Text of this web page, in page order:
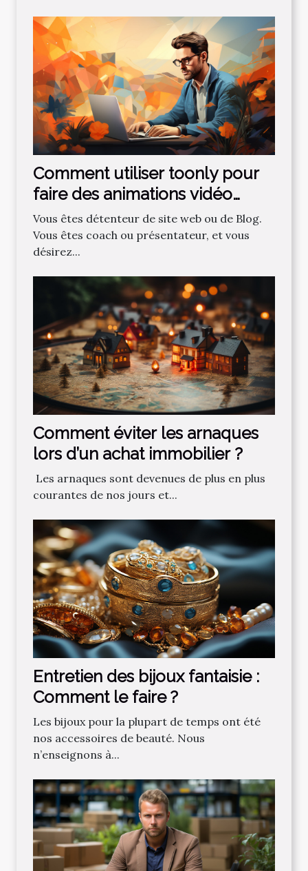
Comment utiliser toonly pour
faire des animations vidéo
professionnelles ?
Vous êtes détenteur de site web ou de Blog.
Vous êtes coach ou présentateur, et vous
désirez...
Comment‌ ‌éviter‌ ‌les‌ ‌arnaques‌
‌lors‌ ‌d’un‌ ‌achat‌ ‌immobilier ?‌ ‌
‌ Les‌ ‌arnaques‌ ‌sont‌ ‌devenues‌ ‌de‌ ‌plus‌ ‌en‌ ‌plus‌
‌courantes‌ ‌de‌ ‌nos‌ ‌jours‌ ‌et‌...
Entretien des bijoux fantaisie :
Comment le faire ?
Les bijoux pour la plupart de temps ont été
nos accessoires de beauté. Nous
n’enseignons à...